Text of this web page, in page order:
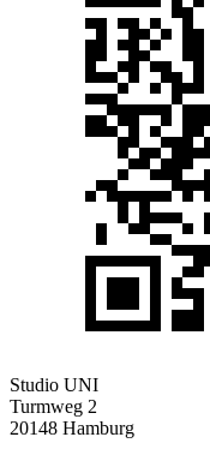
Studio UNI
Turmweg 2
20148 Hamburg